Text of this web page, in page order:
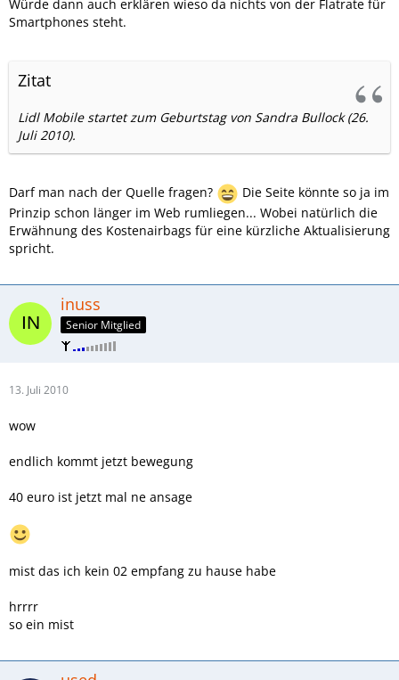
Würde dann auch erklären wieso da nichts von der Flatrate für
Smartphones steht.
Zitat
Lidl Mobile startet zum Geburtstag von Sandra Bullock (26.
Juli 2010).
Darf man nach der Quelle fragen?
Die Seite könnte so ja im
Prinzip schon länger im Web rumliegen... Wobei natürlich die
Erwähnung des Kostenairbags für eine kürzliche Aktualisierung
spricht.
inuss
Senior Mitglied
13. Juli 2010
wow
endlich kommt jetzt bewegung
40 euro ist jetzt mal ne ansage
mist das ich kein 02 empfang zu hause habe
hrrrr
so ein mist